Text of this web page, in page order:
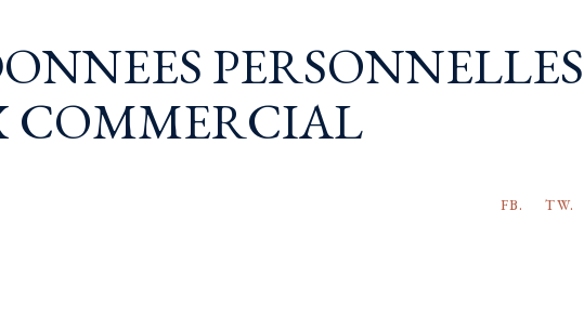
PERSONNELLES
COMMERCIAL
FB. TW.